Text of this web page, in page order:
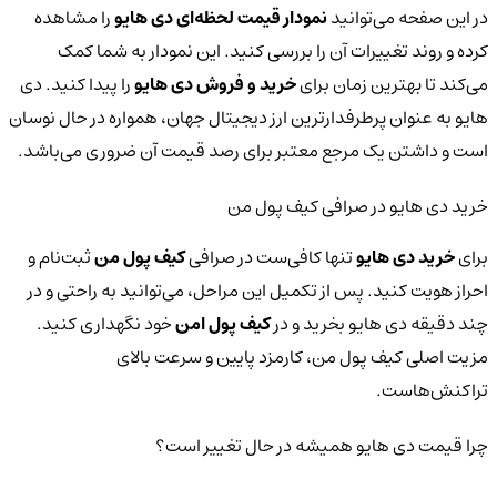
در این صفحه می‌توانیدنمودار قیمت لحظه‌ای دی هایورا مشاهده
کرده و روند تغییرات آن را بررسی کنید. این نمودار به شما کمک
می‌کند تا بهترین زمان برایخرید و فروش دی هایورا پیدا کنید. دی
هایو به عنوان پرطرفدارترین ارز دیجیتال جهان، همواره در حال نوسان
است و داشتن یک مرجع معتبر برای رصد قیمت آن ضروری می‌باشد.
خرید دی هایو در صرافی کیف پول من
برایخرید دی هایوتنها کافی‌ست در صرافیکیف پول منثبت‌نام و
احراز هویت کنید. پس از تکمیل این مراحل، می‌توانید به راحتی و در
چند دقیقه دی هایو بخرید و درکیف پول امنخود نگهداری کنید.
مزیت اصلی کیف پول من، کارمزد پایین و سرعت بالای
تراکنش‌هاست.
چرا قیمت دی هایو همیشه در حال تغییر است؟